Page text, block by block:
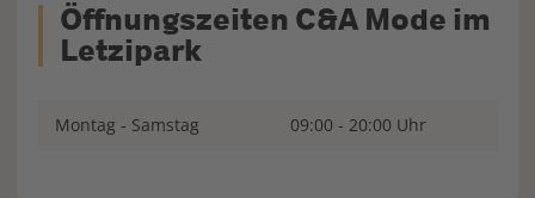
Öffnungszeiten C&A Mode im
Letzipark
Montag - Samstag 09:00 - 20:00 Uhr